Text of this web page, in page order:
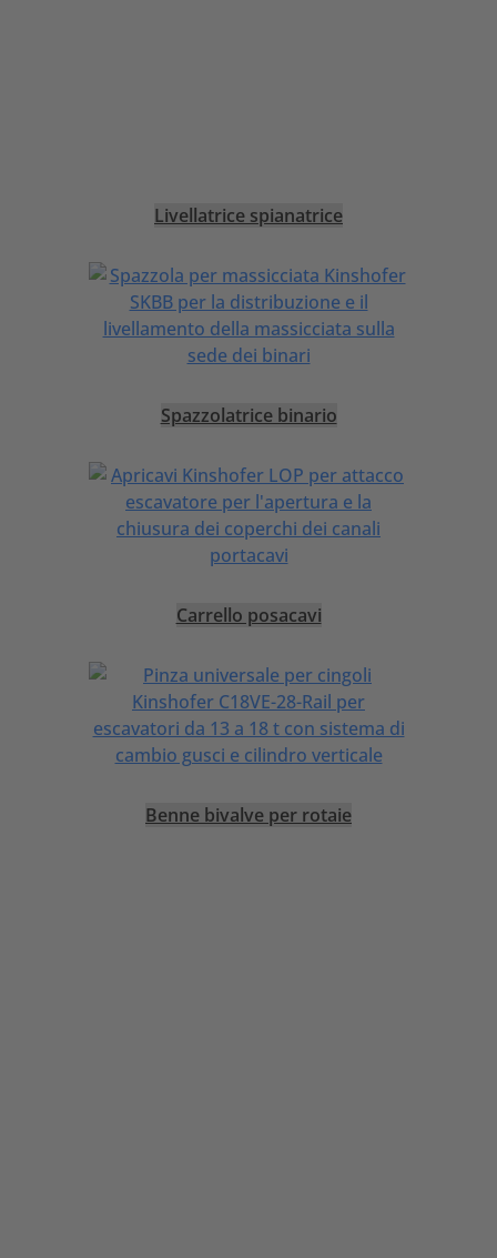
Livellatrice spianatrice
Spazzolatrice binario
Carrello posacavi
Benne bivalve per rotaie